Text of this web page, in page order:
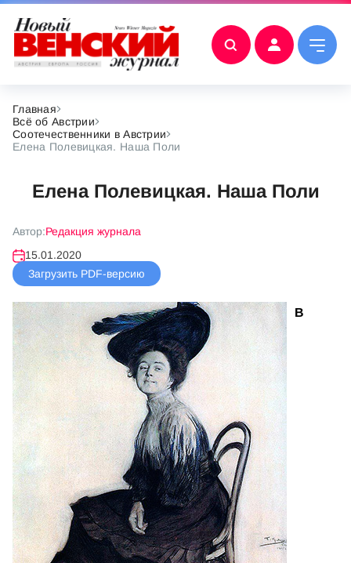
Главная
Всё об Австрии
Соотечественники в Австрии
Елена Полевицкая. Наша Поли
Елена Полевицкая. Наша Поли
Автор:Редакция журнала
15.01.2020
Загрузить PDF-версию
В